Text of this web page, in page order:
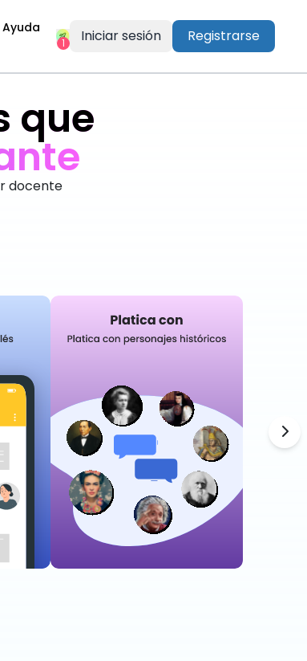
Ayuda
1 Iniciar sesión Registrarse
que
docente